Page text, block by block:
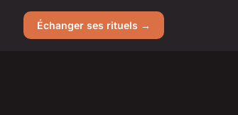
Échanger ses rituels →